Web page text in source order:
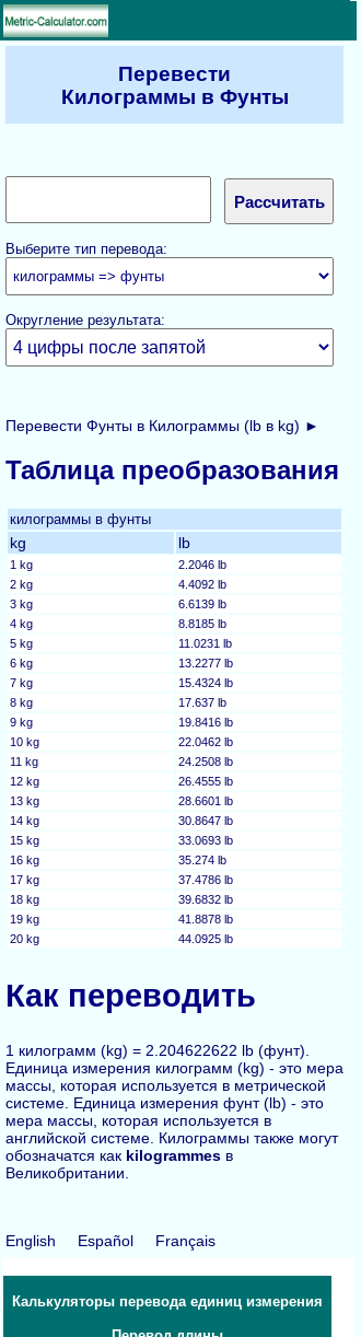
Перевести
Килограммы в Фунты
Выберите тип перевода:
Округление результата:
Перевести Фунты в Килограммы (lb в kg) ►
Таблица преобразования
килограммы в фунты
kg lb
1 kg
2.2046 lb
2 kg
4.4092 lb
3 kg
6.6139 lb
4 kg
8.8185 lb
5 kg
11.0231 lb
6 kg
13.2277 lb
7 kg
15.4324 lb
8 kg
17.637 lb
9 kg
19.8416 lb
10 kg
22.0462 lb
11 kg
24.2508 lb
12 kg
26.4555 lb
13 kg
28.6601 lb
14 kg
30.8647 lb
15 kg
33.0693 lb
16 kg
35.274 lb
17 kg
37.4786 lb
18 kg
39.6832 lb
19 kg
41.8878 lb
20 kg
44.0925 lb
Как переводить
1 килограмм (kg) = 2.204622622 lb (фунт).
Единица измерения килограмм (kg) - это мера
массы, которая используется в метрической
системе. Единица измерения фунт (lb) - это
мера массы, которая используется в
английской системе. Килограммы также могут
обозначатся как kilogrammes в
Великобритании.
English Español Français
Калькуляторы перевода единиц измерения